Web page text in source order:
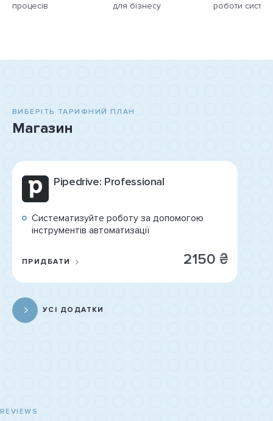
процесів
для бізнесу
роботи
ВИБЕРІТЬ ТАРИФНИЙ ПЛАН
Магазин
Pipedrive: Professional
Систематизуйте роботу за допомогою
інструментів автоматизації
ПРИДБАТИ 2150 ₴
УСІ ДОДАТКИ
REVIEWS